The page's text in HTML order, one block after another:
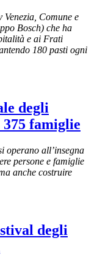
Comune e
Bosch) che ha
e ai Frati
180 pasti ogni
degli
famiglie
operano all’insegna
persone e famiglie
anche costruire
degli